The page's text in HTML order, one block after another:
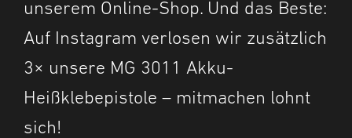
unserem Online-Shop. Und das Beste:
Auf Instagram verlosen wir zusätzlich
3× unsere MG 3011 Akku-
Heißklebepistole – mitmachen lohnt
sich!